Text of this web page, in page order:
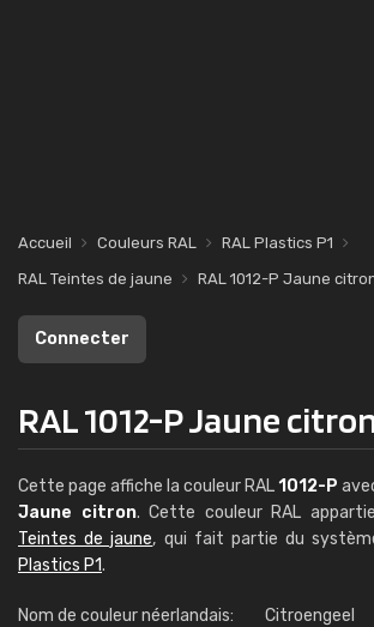
Accueil Couleurs RAL
RAL Plastics P1
RAL Teintes de jaune
RAL 1012-P Jaune
Connecter
RAL 1012-P Jaune
Cette page affiche la couleur RAL1012-P
Jaune citron. Cette couleur RAL
Teintes de jaune, qui fait partie du
Plastics P1.
Nom de couleur néerlandais:
Citroengeel